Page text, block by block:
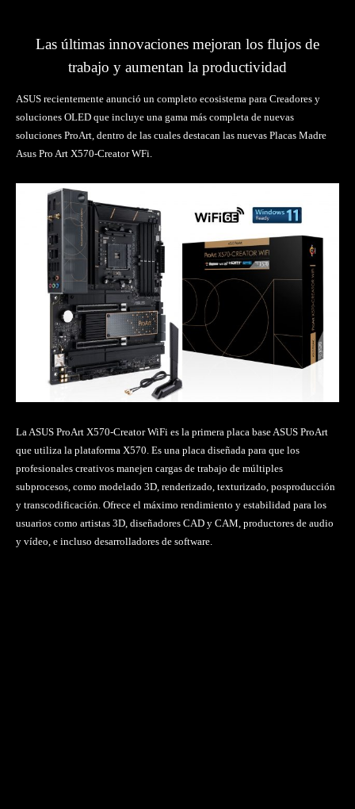
Las últimas innovaciones mejoran los flujos de
trabajo y aumentan la productividad
ASUS recientemente anunció un completo ecosistema para Creadores y
soluciones OLED que incluye una gama más completa de nuevas
soluciones ProArt, dentro de las cuales destacan las nuevas Placas Madre
Asus Pro Art X570-Creator WFi.
La ASUS ProArt X570-Creator WiFi es la primera placa base ASUS ProArt
que utiliza la plataforma X570. Es una placa diseñada para que los
profesionales creativos manejen cargas de trabajo de múltiples
subprocesos, como modelado 3D, renderizado, texturizado, posproducción
y transcodificación. Ofrece el máximo rendimiento y estabilidad para los
usuarios como artistas 3D, diseñadores CAD y CAM, productores de audio
y vídeo, e incluso desarrolladores de software.